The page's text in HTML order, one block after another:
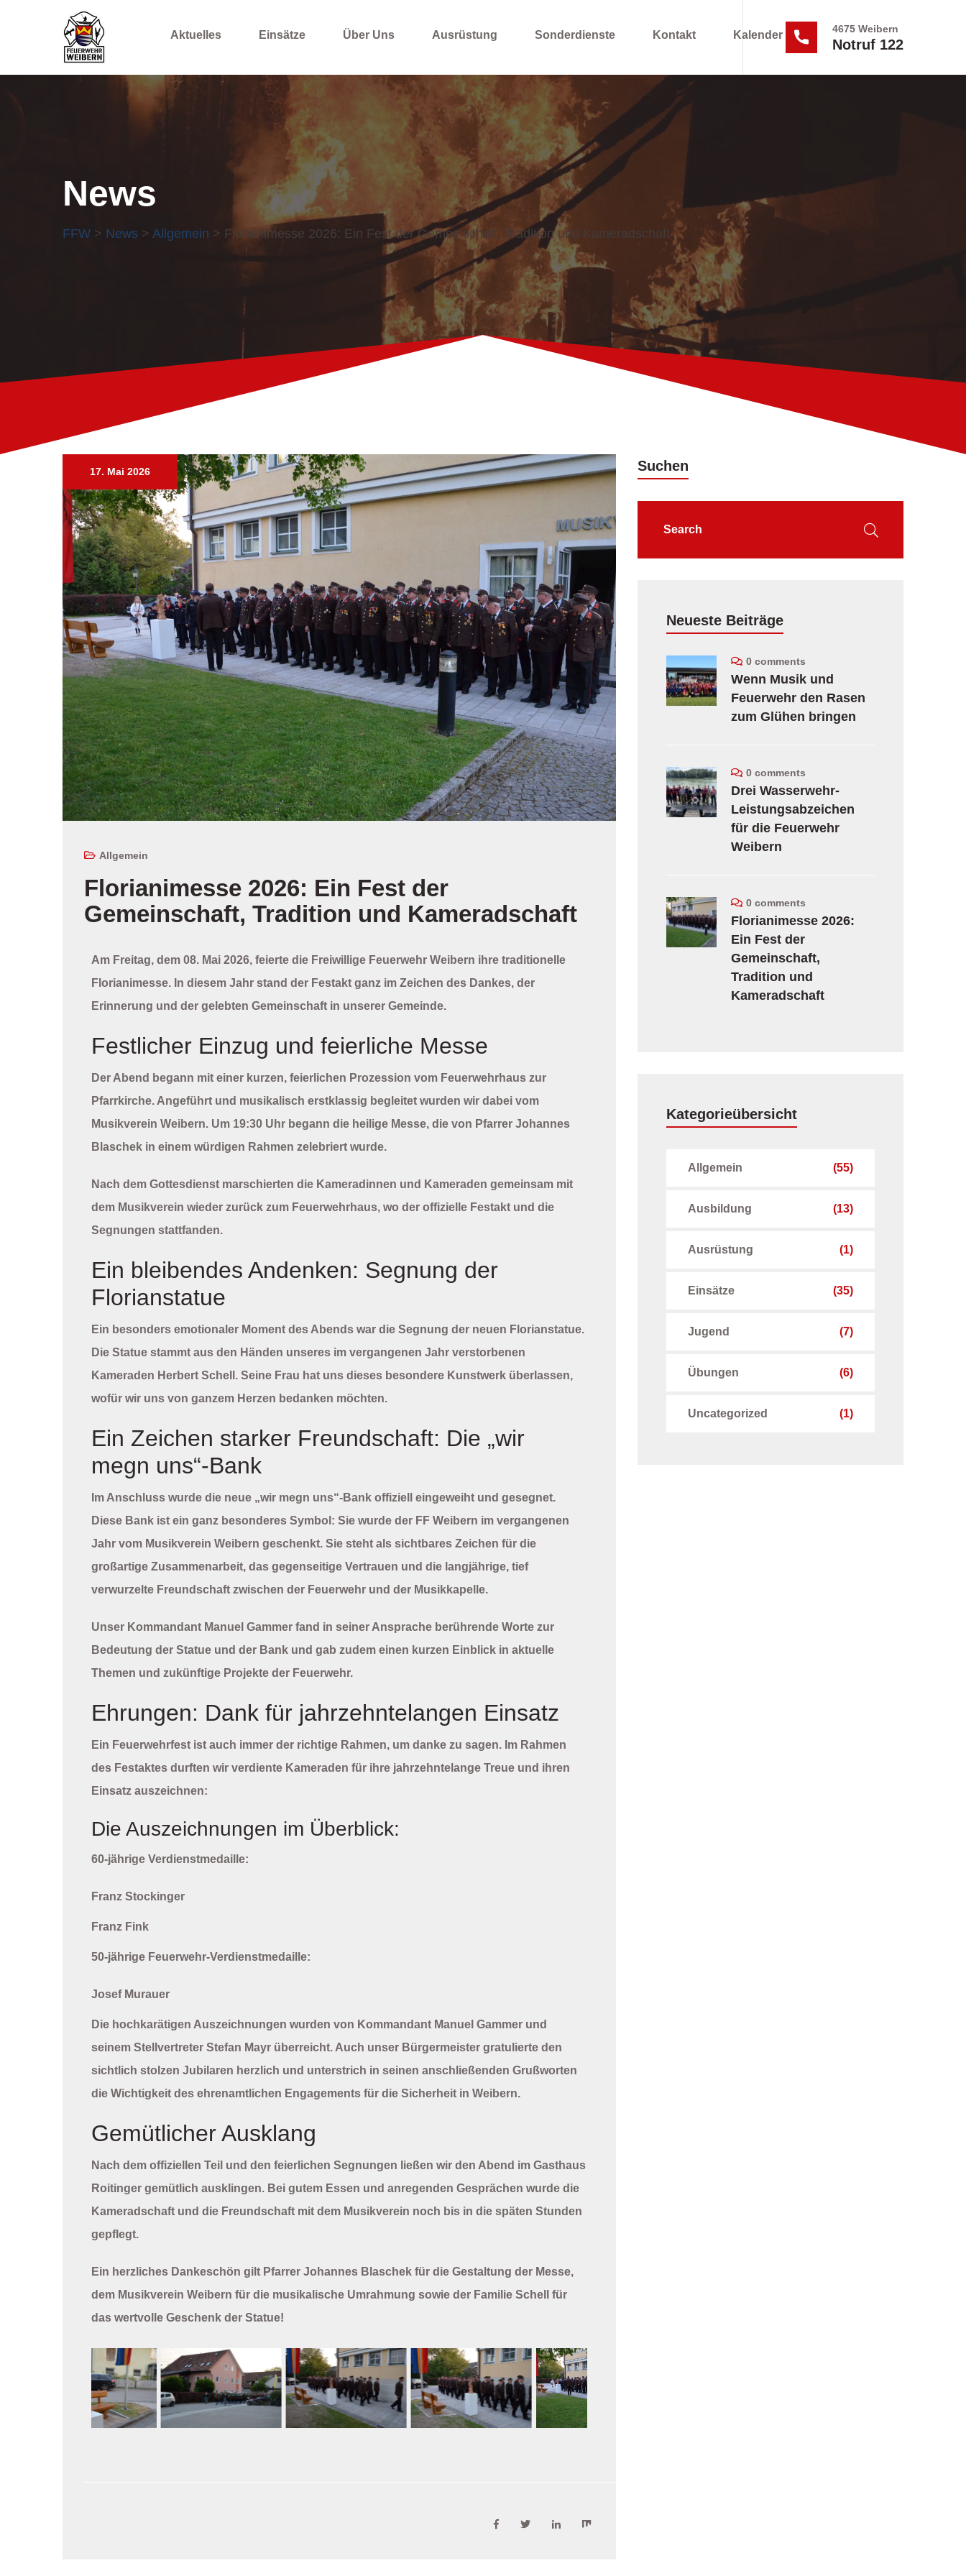
Aktuelles Einsätze Über Uns Ausrüstung Sonderdienste Kontakt Kalender 4675 Weibern
Notruf 122
News
FFW > News > Allgemein > Florianimesse 2026: Ein Fest der Gemeinschaft, Tradition und Kameradschaft
17. Mai 2026
Allgemein
Florianimesse 2026: Ein Fest der
Gemeinschaft, Tradition und Kameradschaft
Am Freitag, dem 08. Mai 2026, feierte die Freiwillige Feuerwehr Weibern ihre traditionelle
Florianimesse. In diesem Jahr stand der Festakt ganz im Zeichen des Dankes, der
Erinnerung und der gelebten Gemeinschaft in unserer Gemeinde.
Festlicher Einzug und feierliche Messe
Der Abend begann mit einer kurzen, feierlichen Prozession vom Feuerwehrhaus zur
Pfarrkirche. Angeführt und musikalisch erstklassig begleitet wurden wir dabei vom
Musikverein Weibern. Um 19:30 Uhr begann die heilige Messe, die von Pfarrer Johannes
Blaschek in einem würdigen Rahmen zelebriert wurde.
Nach dem Gottesdienst marschierten die Kameradinnen und Kameraden gemeinsam mit
dem Musikverein wieder zurück zum Feuerwehrhaus, wo der offizielle Festakt und die
Segnungen stattfanden.
Ein bleibendes Andenken: Segnung der
Florianstatue
Ein besonders emotionaler Moment des Abends war die Segnung der neuen Florianstatue.
Die Statue stammt aus den Händen unseres im vergangenen Jahr verstorbenen
Kameraden Herbert Schell . Seine Frau hat uns dieses besondere Kunstwerk überlassen,
wofür wir uns von ganzem Herzen bedanken möchten.
Ein Zeichen starker Freundschaft: Die „wir
megn uns“-Bank
Im Anschluss wurde die neue „wir megn uns“-Bank offiziell eingeweiht und gesegnet.
Diese Bank ist ein ganz besonderes Symbol: Sie wurde der FF Weibern im vergangenen
Jahr vom Musikverein Weibern geschenkt. Sie steht als sichtbares Zeichen für die
großartige Zusammenarbeit, das gegenseitige Vertrauen und die langjährige, tief
verwurzelte Freundschaft zwischen der Feuerwehr und der Musikkapelle.
Unser Kommandant Manuel Gammer fand in seiner Ansprache berührende Worte zur
Bedeutung der Statue und der Bank und gab zudem einen kurzen Einblick in aktuelle
Themen und zukünftige Projekte der Feuerwehr.
Ehrungen: Dank für jahrzehntelangen Einsatz
Ein Feuerwehrfest ist auch immer der richtige Rahmen, um danke zu sagen. Im Rahmen
des Festaktes durften wir verdiente Kameraden für ihre jahrzehntelange Treue und ihren
Einsatz auszeichnen:
Die Auszeichnungen im Überblick:
60-jährige Verdienstmedaille:
Franz Stockinger
Franz Fink
50-jährige Feuerwehr-Verdienstmedaille:
Josef Murauer
Die hochkarätigen Auszeichnungen wurden von Kommandant Manuel Gammer und
seinem Stellvertreter Stefan Mayr überreicht. Auch unser Bürgermeister gratulierte den
sichtlich stolzen Jubilaren herzlich und unterstrich in seinen anschließenden Grußworten
die Wichtigkeit des ehrenamtlichen Engagements für die Sicherheit in Weibern.
Gemütlicher Ausklang
Nach dem offiziellen Teil und den feierlichen Segnungen ließen wir den Abend im Gasthaus
Roitinger gemütlich ausklingen. Bei gutem Essen und anregenden Gesprächen wurde die
Kameradschaft und die Freundschaft mit dem Musikverein noch bis in die späten Stunden
gepflegt.
Ein herzliches Dankeschön gilt Pfarrer Johannes Blaschek für die Gestaltung der Messe,
dem Musikverein Weibern für die musikalische Umrahmung sowie der Familie Schell für
das wertvolle Geschenk der Statue!
Suchen
Neueste Beiträge
0 comments
Wenn Musik und
Feuerwehr den Rasen
zum Glühen bringen
0 comments
Drei Wasserwehr-
Leistungsabzeichen
für die Feuerwehr
Weibern
0 comments
Florianimesse 2026:
Ein Fest der
Gemeinschaft,
Tradition und
Kameradschaft
Kategorieübersicht
Allgemein (55)
Ausbildung (13)
Ausrüstung (1)
Einsätze (35)
Jugend (7)
Übungen (6)
Uncategorized (1)